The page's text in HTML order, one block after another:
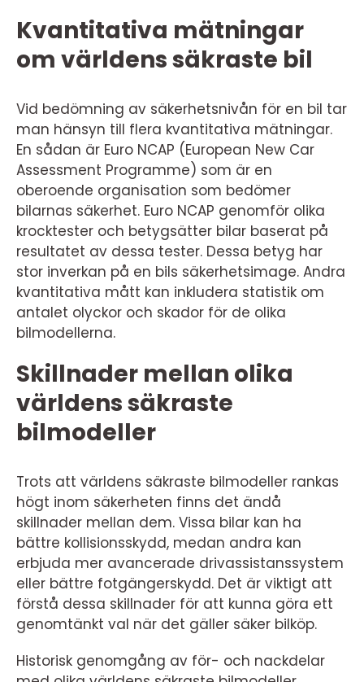
Kvantitativa mätningar
om världens säkraste bil
Vid bedömning av säkerhetsnivån för en bil tar
man hänsyn till flera kvantitativa mätningar.
En sådan är Euro NCAP (European New Car
Assessment Programme) som är en
oberoende organisation som bedömer
bilarnas säkerhet. Euro NCAP genomför olika
krocktester och betygsätter bilar baserat på
resultatet av dessa tester. Dessa betyg har
stor inverkan på en bils säkerhetsimage. Andra
kvantitativa mått kan inkludera statistik om
antalet olyckor och skador för de olika
bilmodellerna.
Skillnader mellan olika
världens säkraste
bilmodeller
Trots att världens säkraste bilmodeller rankas
högt inom säkerheten finns det ändå
skillnader mellan dem. Vissa bilar kan ha
bättre kollisionsskydd, medan andra kan
erbjuda mer avancerade drivassistanssystem
eller bättre fotgängerskydd. Det är viktigt att
förstå dessa skillnader för att kunna göra ett
genomtänkt val när det gäller säker bilköp.
Historisk genomgång av för- och nackdelar